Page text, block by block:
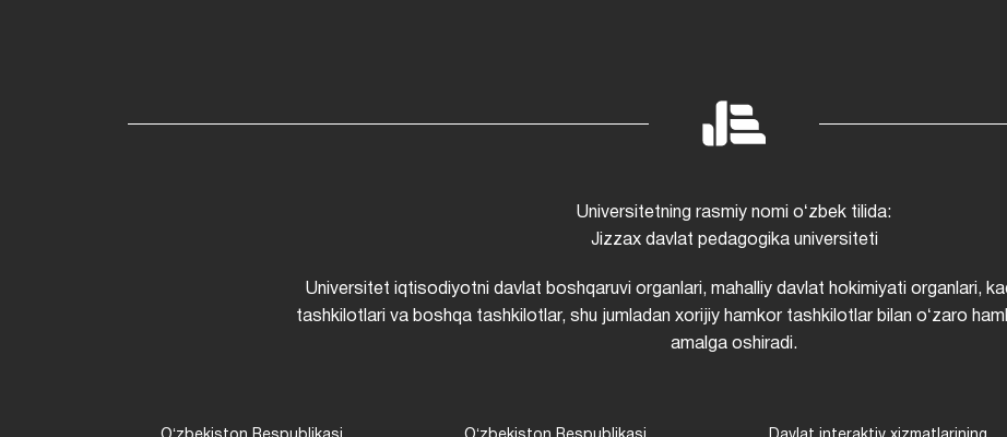
Universitetning rasmiy nomi oʻzbek tilida:
Jizzax davlat pedagogika universiteti
Universitet iqtisodiyotni davlat boshqaruvi organlari, mahalliy davlat hokimiyati organlari,
tashkilotlari va boshqa tashkilotlar, shu jumladan xorijiy hamkor tashkilotlar bilan oʻzaro
amalga oshiradi.